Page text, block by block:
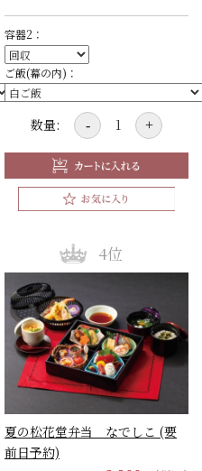
容器2：
ご飯(幕の内)：
数量: - +
夏の松花堂弁当 なでしこ (要
前日予約)